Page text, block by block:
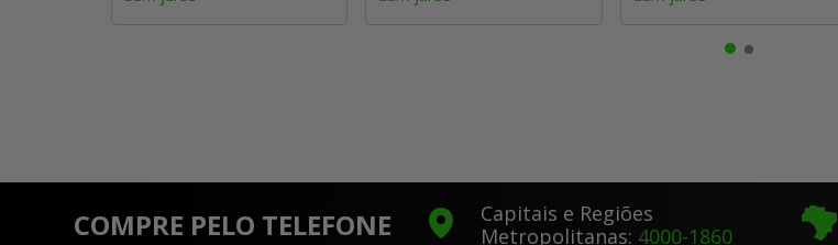
COMPRE PELO TELEFONE
Capitais e Regiões
Metropolitanas: 4000-1860